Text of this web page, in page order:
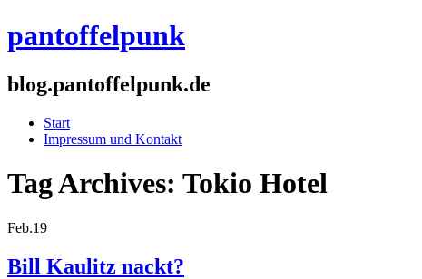
pantoffelpunk
blog.pantoffelpunk.de
Start
Impressum und Kontakt
Tag Archives: Tokio Hotel
Feb.19
Bill Kaulitz nackt?